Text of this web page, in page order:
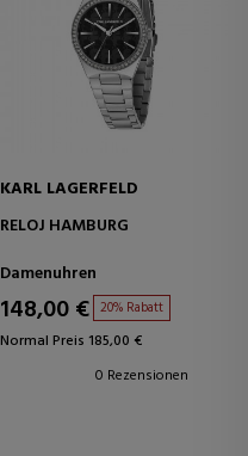
KARL LAGERFELD
RELOJ HAMBURG
Damenuhren
148,00 € 20% Rabatt
Normal Preis 185,00 €
0 Rezensionen